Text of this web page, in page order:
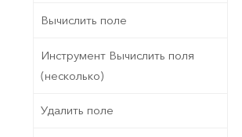
Вычислить поле
Инструмент Вычислить поля
(несколько)
Удалить поле